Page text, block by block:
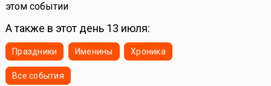
этом событии
А также в этот день 13 июля:
Праздники Именины Хроника
Все события